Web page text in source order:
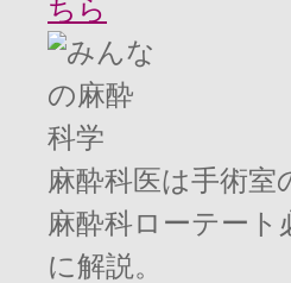
麻酔科医は手術室
麻酔科ローテー
に解説。